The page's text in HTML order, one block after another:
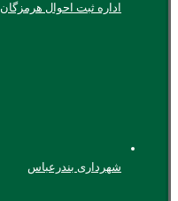
اداره ثبت احوال هرمزگان
شهرداری بندرعباس